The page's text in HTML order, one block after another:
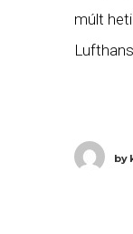
múlt
hajnali 4
by